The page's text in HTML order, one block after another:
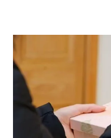
Daigasコラム
総合TOP 業務用・産業
プライバシーポリシー